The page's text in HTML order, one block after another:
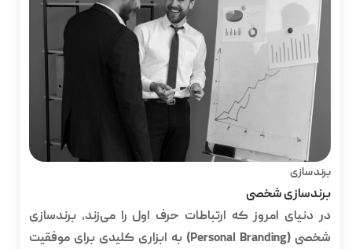
برند سازی
برندسازی شخصی
در دنیای امروز که ارتباطات حرف اول را می‌زند، برندسازی
شخصی (Personal Branding) به ابزاری کلیدی برای موفقیت